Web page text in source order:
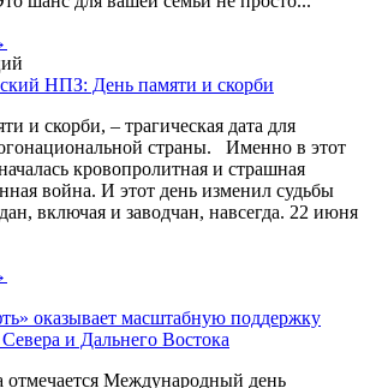
НПЗ: День памяти и скорби
и скорби, – трагическая дата для
страны. Именно в этот
кровопролитная и страшная
война. И этот день изменил судьбы
включая и заводчан, навсегда. 22 июня
оказывает масштабную поддержку
и Дальнего Востока
отмечается Международный день